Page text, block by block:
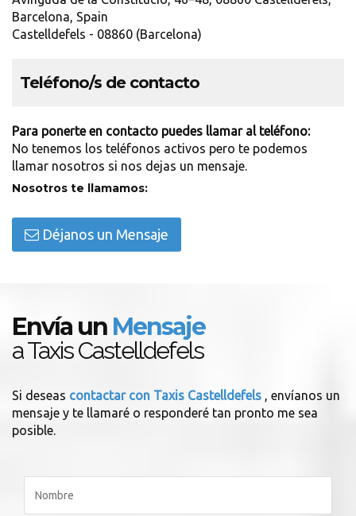
Barcelona, Spain
Castelldefels - 08860 (Barcelona)
Teléfono/s de contacto
Para ponerte en contacto puedes llamar al teléfono:
No tenemos los teléfonos activos pero te podemos
llamar nosotros si nos dejas un mensaje.
Nosotros te llamamos:
Déjanos un Mensaje
Envía un Mensaje
a Taxis Castelldefels
Si deseas contactar con Taxis Castelldefels , envíanos un
mensaje y te llamaré o responderé tan pronto me sea
posible.